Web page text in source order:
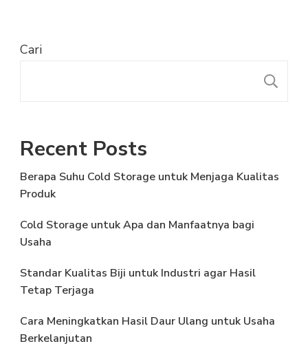
Cari
Recent Posts
Berapa Suhu Cold Storage untuk Menjaga Kualitas
Produk
Cold Storage untuk Apa dan Manfaatnya bagi
Usaha
Standar Kualitas Biji untuk Industri agar Hasil
Tetap Terjaga
Cara Meningkatkan Hasil Daur Ulang untuk Usaha
Berkelanjutan